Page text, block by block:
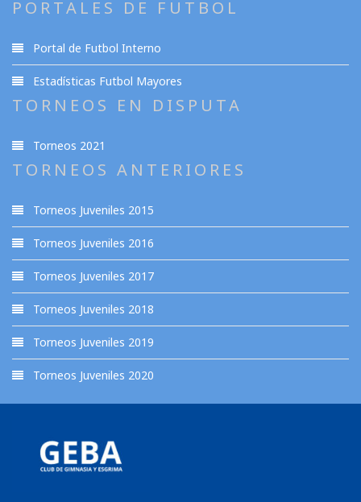
PORTALES DE FUTBOL
Portal de Futbol Interno
Estadísticas Futbol Mayores
TORNEOS EN DISPUTA
Torneos 2021
TORNEOS ANTERIORES
Torneos Juveniles 2015
Torneos Juveniles 2016
Torneos Juveniles 2017
Torneos Juveniles 2018
Torneos Juveniles 2019
Torneos Juveniles 2020